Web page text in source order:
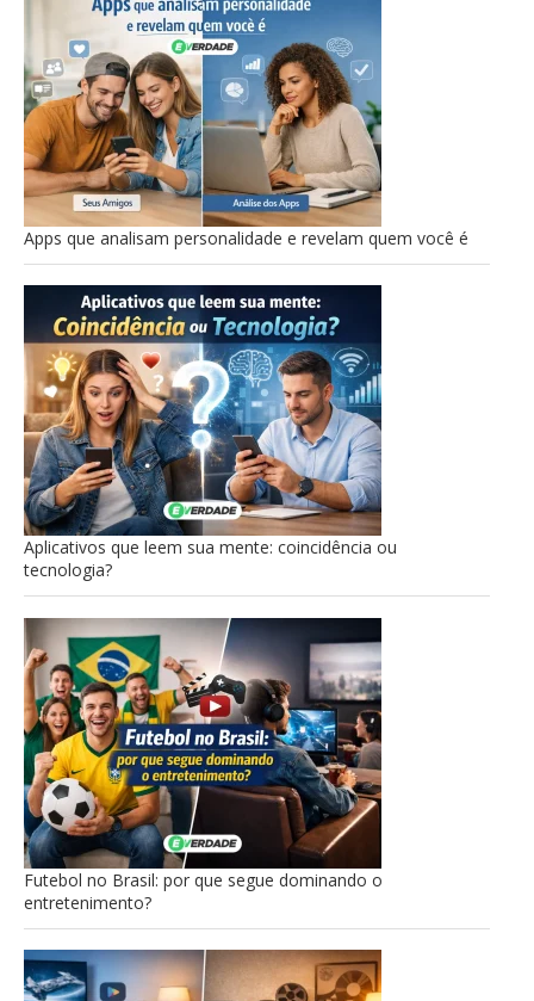
Apps que analisam personalidade e revelam quem você é
Aplicativos que leem sua mente: coincidência ou
tecnologia?
Futebol no Brasil: por que segue dominando o
entretenimento?